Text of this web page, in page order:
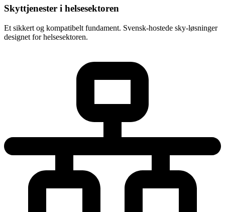
Skyttjenester i helsesektoren
Et sikkert og kompatibelt fundament. Svensk-hostede sky-løsninger
designet for helsesektoren.